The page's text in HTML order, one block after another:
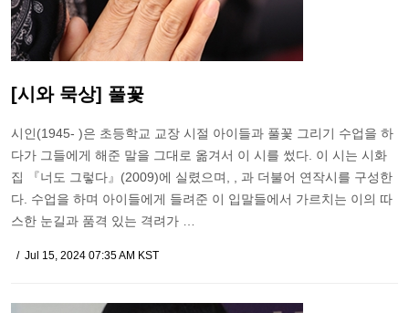
[시와 묵상] 풀꽃
시인(1945- )은 초등학교 교장 시절 아이들과 풀꽃 그리기 수업을 하
다가 그들에게 해준 말을 그대로 옮겨서 이 시를 썼다. 이 시는 시화
집 『너도 그렇다』(2009)에 실렸으며, , 과 더불어 연작시를 구성한
다. 수업을 하며 아이들에게 들려준 이 입말들에서 가르치는 이의 따
스한 눈길과 품격 있는 격려가 …
Jul 15, 2024 07:35 AM KST